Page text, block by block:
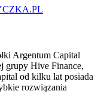
Argentum Capital
grupy Hive Finance,
od kilku lat posiada
rozwiązania